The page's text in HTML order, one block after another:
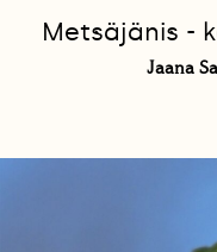
Metsäjänis -
Jaana